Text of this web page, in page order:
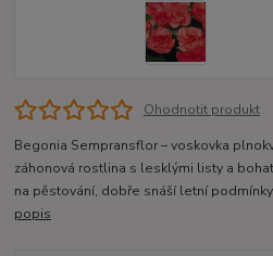
Ohodnotit produkt
Begonia Sempransflor – voskovka
záhonová rostlina s lesklými listy a
na pěstování, dobře snáší letní
popis